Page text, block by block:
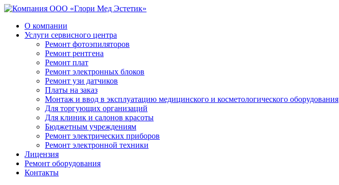
О компании
Услуги сервисного центра
Ремонт фотоэпиляторов
Ремонт рентгена
Ремонт плат
Ремонт электронных блоков
Ремонт узи датчиков
Платы на заказ
Монтаж и ввод в эксплуатацию медицинского и косметологического оборудования
Для торгующих организаций
Для клиник и салонов красоты
Бюджетным учреждениям
Ремонт электрических приборов
Ремонт электронной техники
Лицензия
Ремонт оборудования
Контакты